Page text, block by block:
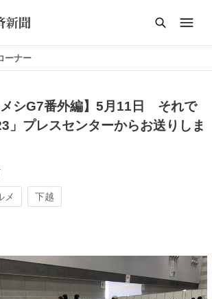
ーナー
メシG7番外編】5月11日 それで
」プレスセンターからお送りしま
メ 下越